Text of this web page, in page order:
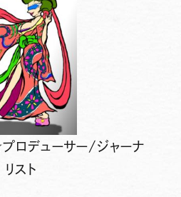
ロデューサー/ジャーナ
リスト